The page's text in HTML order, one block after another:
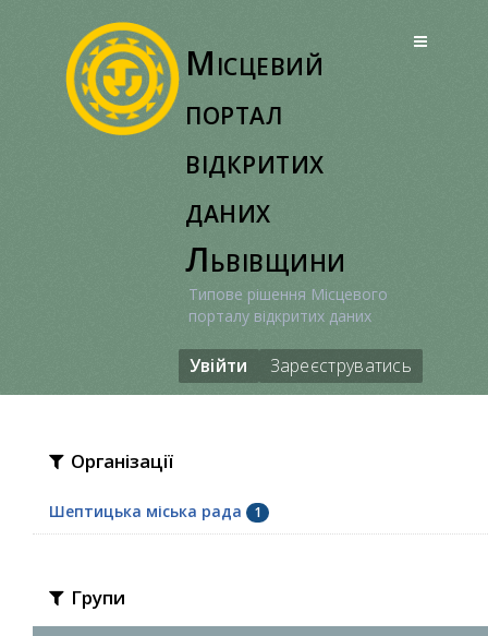
Місцевий
портал
відкритих
даних
Львівщини
Типове рішення Місцевого
порталу відкритих даних
Увійти Зареєструватись
Організації
Шептицька міська рада 1
Групи